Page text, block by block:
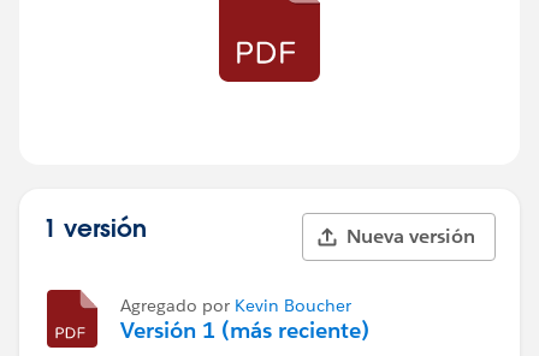
1 versión Nueva versión
Agregado por Kevin Boucher
Versión 1 (más reciente)